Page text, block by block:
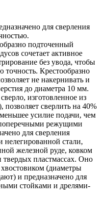
для сверления
подточенный
сочетает активное
без увода, чтобы
точность. Крестообразно
не накернивать и
до диаметра 10 мм.
изготовленное из
сверлить на 40%
усилие подачи, чем
режущими
для сверления
нелегированной стали,
железной руде, ковком
твердых пластмассах. Оно
(диаметры
и предназначено для
стойками и дрелями-